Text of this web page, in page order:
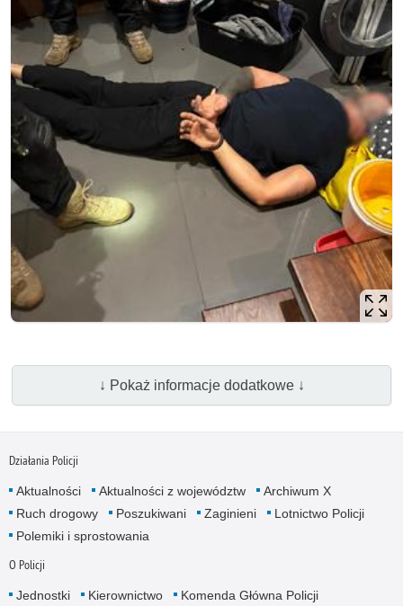
↓ Pokaż informacje dodatkowe ↓
Działania Policji
Aktualności Aktualności z województw
Archiwum X
Ruch drogowy
Poszukiwani Zaginieni
Lotnictwo Policji
Polemiki i sprostowania
O Policji
Jednostki Kierownictwo
Komenda Główna Policji